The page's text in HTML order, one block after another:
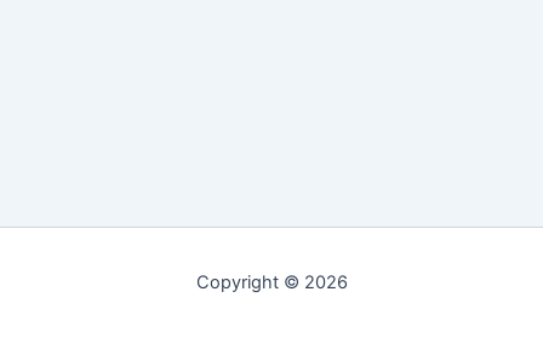
Copyright © 2026